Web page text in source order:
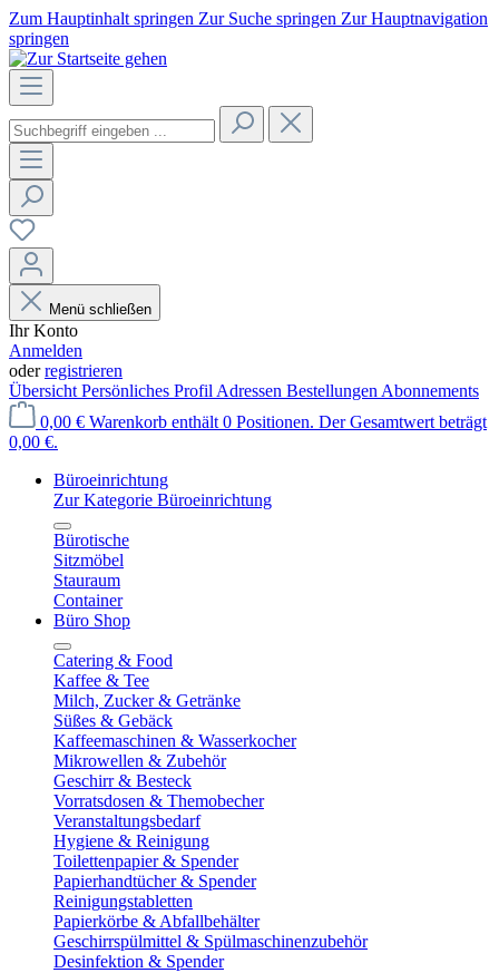
Zum Hauptinhalt springen Zur Suche springen Zur Hauptnavigation
springen
Menü schließen
Ihr Konto
Anmelden
oderregistrieren
Übersicht Persönliches Profil Adressen Bestellungen Abonnements
0,00 € Warenkorb enthält 0 Positionen. Der Gesamtwert beträgt
0,00 €.
Büroeinrichtung
Zur Kategorie Büroeinrichtung
Bürotische
Sitzmöbel
Stauraum
Container
Büro Shop
Catering & Food
Kaffee & Tee
Milch, Zucker & Getränke
Süßes & Gebäck
Kaffeemaschinen & Wasserkocher
Mikrowellen & Zubehör
Geschirr & Besteck
Vorratsdosen & Themobecher
Veranstaltungsbedarf
Hygiene & Reinigung
Toilettenpapier & Spender
Papierhandtücher & Spender
Reinigungstabletten
Papierkörbe & Abfallbehälter
Geschirrspülmittel & Spülmaschinenzubehör
Desinfektion & Spender